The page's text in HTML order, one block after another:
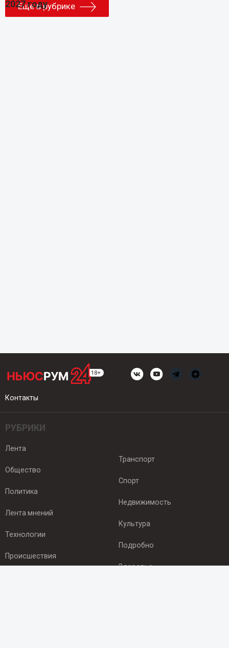
Еще в рубрике
Контакты
РУБРИКИ
Лента
Общество
Политика
Лента мнений
Технологии
Происшествия
Транспорт
Спорт
Недвижимость
Культура
Подробно
Здоровье